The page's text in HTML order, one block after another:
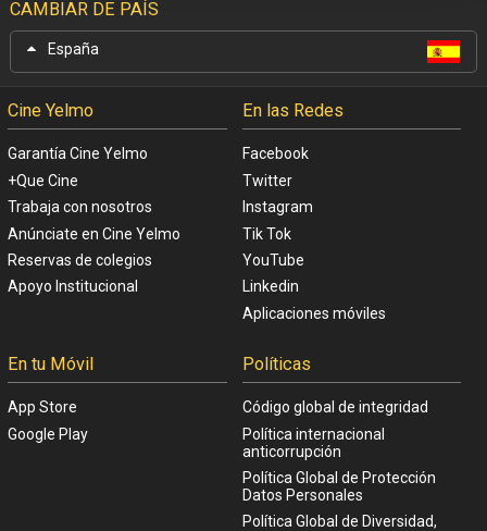
CAMBIAR DE PAÍS
España
Cine Yelmo
Garantía Cine Yelmo
+Que Cine
Trabaja con nosotros
Anúnciate en Cine Yelmo
Reservas de colegios
Apoyo Institucional
En las Redes
Facebook
Twitter
Instagram
Tik Tok
YouTube
Linkedin
Aplicaciones móviles
En tu Móvil
App Store
Google Play
Políticas
Código global de integridad
Política internacional
anticorrupción
Política Global de Protección
Datos Personales
Política Global de Diversidad,